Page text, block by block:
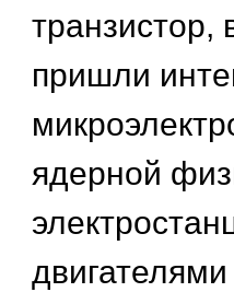
транзистор,
пришли
ядерной